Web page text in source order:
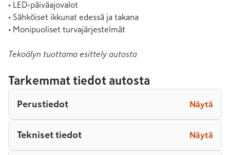
• LED-päiväajovalot
• Sähköiset ikkunat edessä ja takana
• Monipuoliset turvajärjestelmät
Tekoälyn tuottama esittely autosta
Tarkemmat tiedot autosta
Perustiedot Näytä
Tekniset tiedot Näytä